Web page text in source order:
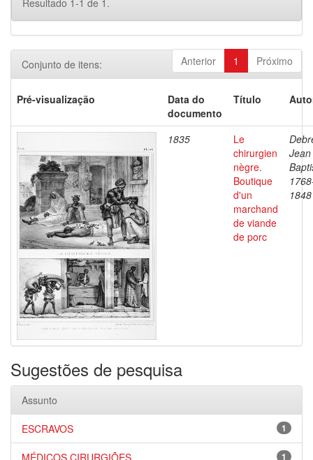
Resultado 1-1 de 1.
Anterior 1 Próximo
Conjunto de itens:
Pré-visualização
Data do
documento
Título
1835
Le
chirurgien
nègre.
Boutique
d'un
marchand
de viande
de porc
Jean
1848
Sugestões de pesquisa
Assunto
1
ESCRAVOS
1
MÉDICOS CIRURGIÕES